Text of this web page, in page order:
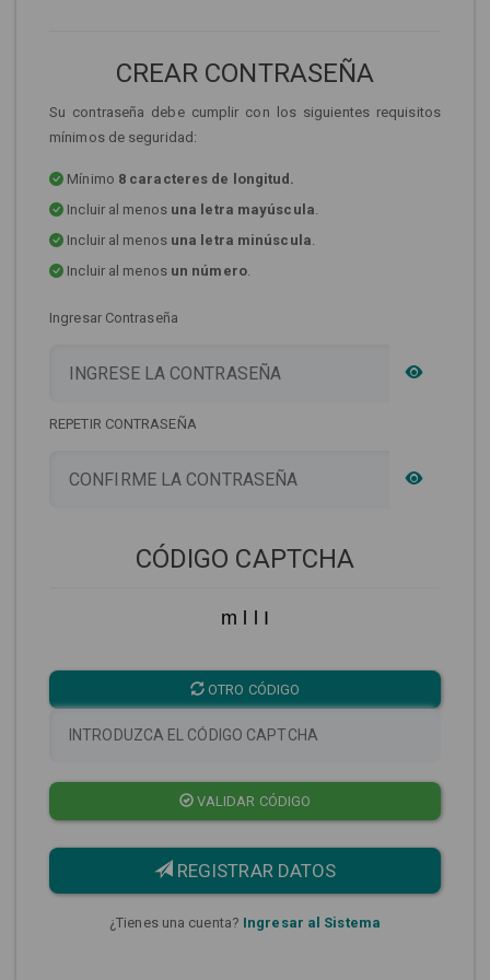
CREAR CONTRASEÑA
Su contraseña debe cumplir con los siguientes requisitos
mínimos de seguridad:
Mínimo 8 caracteres de longitud.
Incluir al menos una letra mayúscula.
Incluir al menos una letra minúscula.
Incluir al menos un número.
Ingresar Contraseña
REPETIR CONTRASEÑA
CÓDIGO CAPTCHA
m l l I
OTRO CÓDIGO
VALIDAR CÓDIGO
REGISTRAR DATOS
¿Tienes una cuenta? Ingresar al Sistema